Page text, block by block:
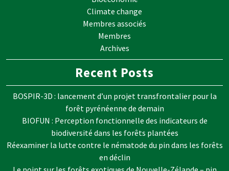
Climate change
Membres associés
Membres
Archives
Recent Posts
BOSPIR-3D : lancement d’un projet transfrontalier pour la
forêt pyrénéenne de demain
BIOFUN : Perception fonctionnelle des indicateurs de
biodiversité dans les forêts plantées
Réexaminer la lutte contre le nématode du pin dans les forêts
en déclin